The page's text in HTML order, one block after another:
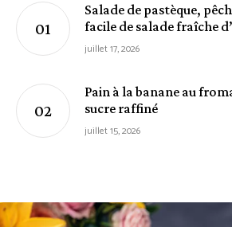
Salade de pastèque,
facile de salade fraîche
juillet 17, 2026
Pain à la banane au
sucre raffiné
juillet 15, 2026